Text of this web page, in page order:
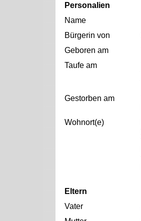
Personalien
Name
Bürgerin von
Geboren am
Taufe am
Gestorben am
Wohnort(e)
Eltern
Vater